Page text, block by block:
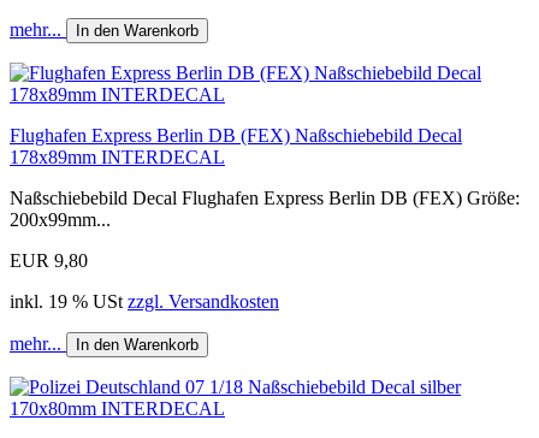
mehr... In den Warenkorb
Flughafen Express Berlin DB (FEX) Naßschiebebild Decal
178x89mm INTERDECAL
Naßschiebebild Decal Flughafen Express Berlin DB (FEX) Größe:
200x99mm...
EUR 9,80
inkl. 19 % USt zzgl. Versandkosten
mehr... In den Warenkorb